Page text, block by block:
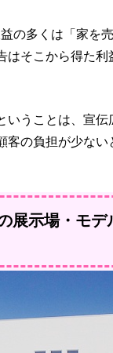
の多くは「家を
はそこから得た利
いうことは、宣伝
客の負担が少ない
展示場・モデ